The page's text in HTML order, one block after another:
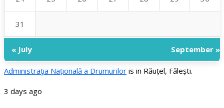
31
« July September »
Administraţia Națională a Drumurilor is in Răuțel, Fălești.
3 days ago